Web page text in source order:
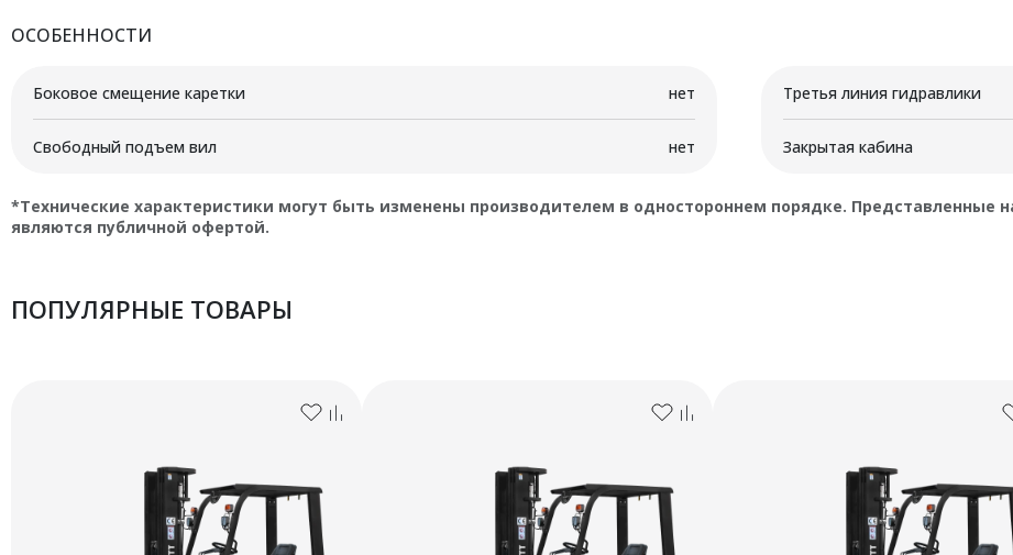
ОСОБЕННОСТИ
Боковое смещение каретки нет
Свободный подъем вил нет
Третья линия гидравлики
Закрытая кабина
*Технические характеристики могут быть изменены производителем в одностороннем порядке. Представленные
являются публичной офертой.
ПОПУЛЯРНЫЕ ТОВАРЫ